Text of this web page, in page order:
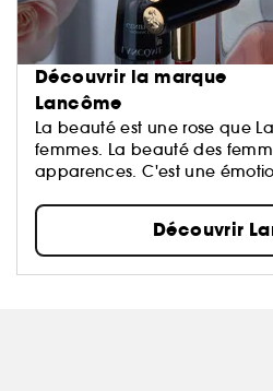
Découvrir la marque
Lancôme
La beauté est une rose que
femmes. La beauté des
apparences. C'est une
le cœur, le corps et l'esprit...
Découvrir